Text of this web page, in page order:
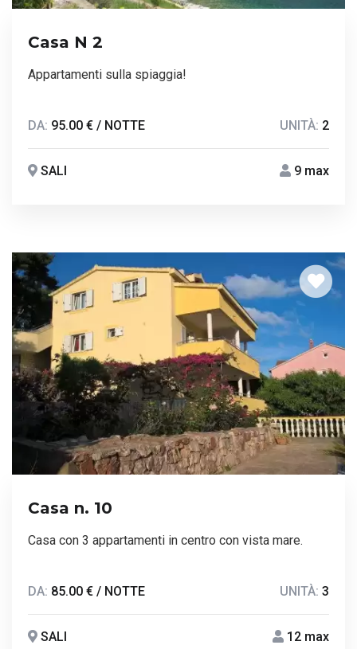
Casa N 2
Appartamenti sulla spiaggia!
DA: 95.00 € / NOTTE UNITÀ: 2
SALI 9 max
Casa n. 10
Casa con 3 appartamenti in centro con vista mare.
DA: 85.00 € / NOTTE UNITÀ: 3
SALI 12 max